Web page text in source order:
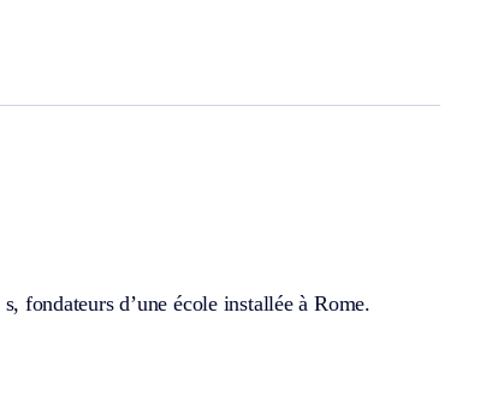
s, fondateurs d’une école installée à Rome.